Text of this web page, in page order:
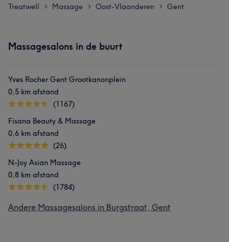
Treatwell > Massage > Oost-Vlaanderen > Gent
Massagesalons in de buurt
Yves Rocher Gent Grootkanonplein
0,5 km afstand
(1167)
Fisana Beauty & Massage
0,6 km afstand
(26)
N-Joy Asian Massage
0,8 km afstand
(1784)
Andere Massagesalons in Burgstraat, Gent